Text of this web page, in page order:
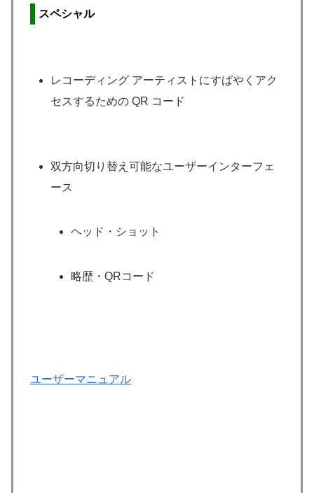
スペシャル
レコーディング アーティストにすばやくアク
セスするための QR コード
双方向切り替え可能なユーザーインターフェ
ース
ヘッド・ショット
略歴・QRコード
ユーザーマニュアル